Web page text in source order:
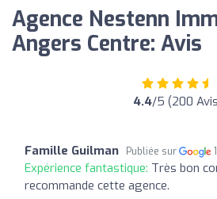
Agence Nestenn
Angers Centre: Avis
4.4/5 (200
Famille Guilman Publiée sur
Expérience fantastique: Très bon
recommande cette agence.